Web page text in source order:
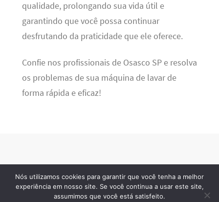
qualidade, prolongando sua vida útil e
garantindo que você possa continuar
desfrutando da praticidade que ele oferece.
Confie nos profissionais de Osasco SP e resolva
os problemas de sua máquina de lavar de
forma rápida e eficaz!
· 2026 © Todos os direitos reservados
Nós utilizamos cookies para garantir que você tenha a melhor
experiência em nosso site. Se você continua a usar este site,
assumimos que você está satisfeito.